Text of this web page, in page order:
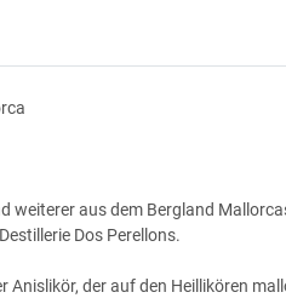
weiterer aus dem Bergland
Dos Perellons.
Anislikör, der auf den Heillikören